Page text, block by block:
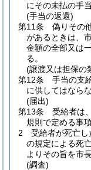
にその未払の手
(手当の返還)
第11条
偽りその
があるときは、
金額の全部又は
る。
(譲渡又は担保の
第12条
手当の支
に供してはならな
(届出)
第13条
受給者は
規則で定める事
2
受給者が死亡
の規定による死
よりその旨を市
(調査)